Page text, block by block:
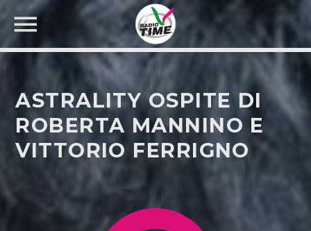
CERCA NEL SITO WEB:
ASTRALITY OSPITE DI
ROBERTA MANNINO E
VITTORIO FERRIGNO